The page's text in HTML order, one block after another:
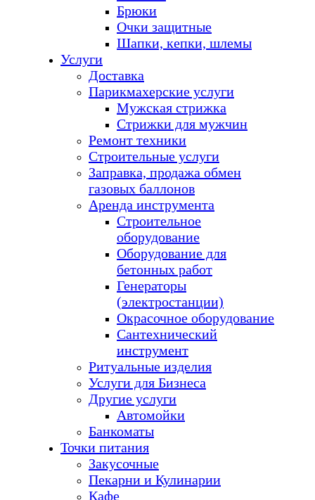
Брюки
Очки защитные
Шапки, кепки, шлемы
Услуги
Доставка
Парикмахерские услуги
Мужская стрижка
Стрижки для мужчин
Ремонт техники
Строительные услуги
Заправка, продажа обмен
газовых баллонов
Аренда инструмента
Строительное
оборудование
Оборудование для
бетонных работ
Генераторы
(электростанции)
Окрасочное оборудование
Сантехнический
инструмент
Ритуальные изделия
Услуги для Бизнеса
Другие услуги
Автомойки
Банкоматы
Точки питания
Закусочные
Пекарни и Кулинарии
Кафе